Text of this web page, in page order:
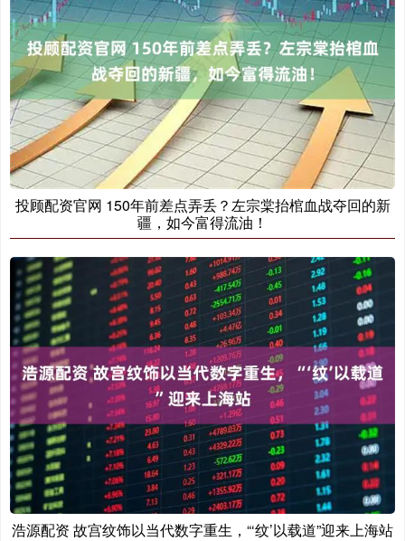
投顾配资官网 150年前差点弄丢？左宗棠抬棺血战夺回的新
疆，如今富得流油！
浩源配资 故宫纹饰以当代数字重生，“‘纹’以载道”迎来上海站